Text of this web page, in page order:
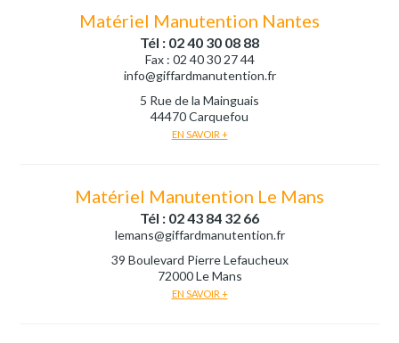
Matériel Manutention Nantes
Tél : 02 40 30 08 88
Fax : 02 40 30 27 44
info@giffardmanutention.fr
5 Rue de la Mainguais
44470 Carquefou
EN SAVOIR +
Matériel Manutention Le Mans
Tél : 02 43 84 32 66
lemans@giffardmanutention.fr
39 Boulevard Pierre Lefaucheux
72000 Le Mans
EN SAVOIR +